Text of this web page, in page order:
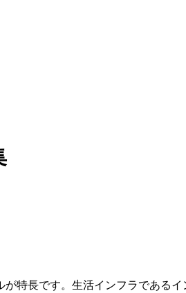
特長です。生活インフラである